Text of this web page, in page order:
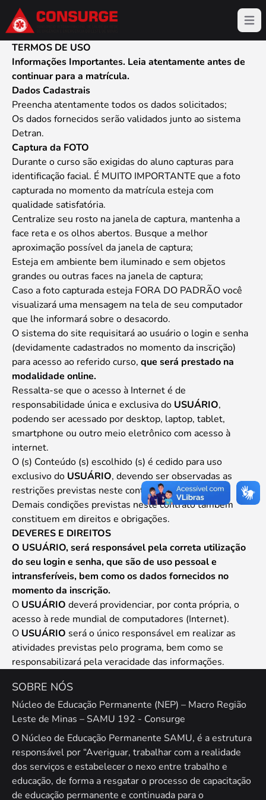
Menu
TERMOS DE USO
Informações Importantes. Leia atentamente antes de
continuar para a matrícula.
Dados Cadastrais
Preencha atentamente todos os dados solicitados;
Os dados fornecidos serão validados junto ao sistema
Detran.
Captura da FOTO
Durante o curso são exigidas do aluno capturas para
identificação facial. É MUITO IMPORTANTE que a foto
capturada no momento da matrícula esteja com
qualidade satisfatória.
Centralize seu rosto na janela de captura, mantenha a
face reta e os olhos abertos. Busque a melhor
aproximação possível da janela de captura;
Esteja em ambiente bem iluminado e sem objetos
grandes ou outras faces na janela de captura;
Caso a foto capturada esteja FORA DO PADRÃO você
visualizará uma mensagem na tela de seu computador
que lhe informará sobre o desacordo.
O sistema do site requisitará ao usuário o login e senha
(devidamente cadastrados no momento da inscrição)
para acesso ao referido curso, que será prestado na
modalidade online.
Ressalta-se que o acesso à Internet é de
responsabilidade única e exclusiva do USUÁRIO,
podendo ser acessado por desktop, laptop, tablet,
smartphone ou outro meio eletrônico com acesso à
internet.
O (s) Conteúdo (s) escolhido (s) é cedido para uso
exclusivo do USUÁRIO, devendo ser observadas as
restrições previstas neste contrato.
Demais condições previstas neste contrato também
constituem em direitos e obrigações.
DEVERES E DIREITOS
O USUÁRIO, será responsável pela correta utilização
do seu login e senha, que são de uso pessoal e
intransferíveis, bem como os dados fornecidos no
momento da inscrição.
O USUÁRIO deverá providenciar, por conta própria, o
acesso à rede mundial de computadores (Internet).
O USUÁRIO será o único responsável em realizar as
atividades previstas pelo programa, bem como se
responsabilizará pela veracidade das informações.
SOBRE NÓS
Núcleo de Educação Permanente (NEP) – Macro Região
Leste de Minas – SAMU 192 - Consurge
O Núcleo de Educação Permanente SAMU, é a estrutura
responsável por “Averiguar, trabalhar com a realidade
dos serviços e estabelecer o nexo entre trabalho e
educação, de forma a resgatar o processo de capacitação
de educação permanente e continuada para o